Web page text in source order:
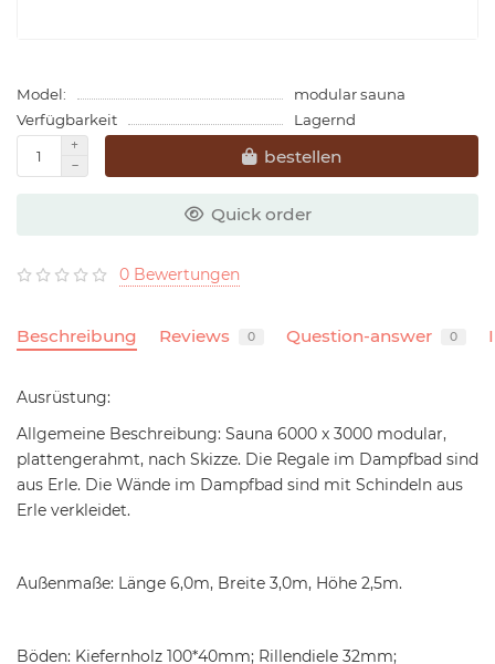
Model:
modular sauna
Verfügbarkeit
Lagernd
bestellen
Quick order
0 Bewertungen
Beschreibung Reviews 0 Question-answer 0
Ausrüstung:
Allgemeine Beschreibung: Sauna 6000 x 3000 modular,
plattengerahmt, nach Skizze. Die Regale im Dampfbad sind
aus Erle. Die Wände im Dampfbad sind mit Schindeln aus
Erle verkleidet.
Außenmaße: Länge 6,0m, Breite 3,0m, Höhe 2,5m.
Böden: Kiefernholz 100*40mm; Rillendiele 32mm;